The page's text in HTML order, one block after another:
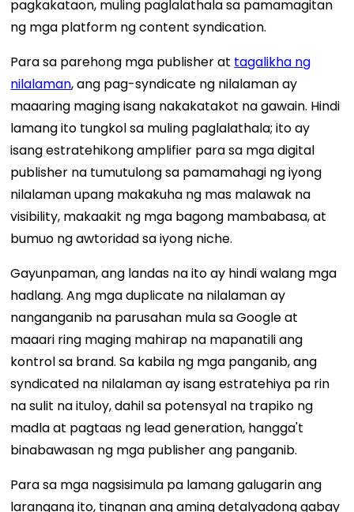
pagkakataon, muling paglalathala sa pamamagitan
ng mga platform ng content syndication.
Para sa parehong mga publisher at tagalikha ng
nilalaman, ang pag-syndicate ng nilalaman ay
maaaring maging isang nakakatakot na gawain. Hindi
lamang ito tungkol sa muling paglalathala; ito ay
isang estratehikong amplifier para sa mga digital
publisher na tumutulong sa pamamahagi ng iyong
nilalaman upang makakuha ng mas malawak na
visibility, makaakit ng mga bagong mambabasa, at
bumuo ng awtoridad sa iyong niche.
Gayunpaman, ang landas na ito ay hindi walang mga
hadlang. Ang mga duplicate na nilalaman ay
nanganganib na parusahan mula sa Google at
maaari ring maging mahirap na mapanatili ang
kontrol sa brand. Sa kabila ng mga panganib, ang
syndicated na nilalaman ay isang estratehiya pa rin
na sulit na ituloy, dahil sa potensyal na trapiko ng
madla at pagtaas ng lead generation, hangga't
binabawasan ng mga publisher ang panganib.
Para sa mga nagsisimula pa lamang galugarin ang
larangang ito, tingnan ang aming detalyadong gabay